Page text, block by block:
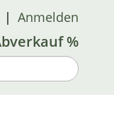
| Anmelden
%